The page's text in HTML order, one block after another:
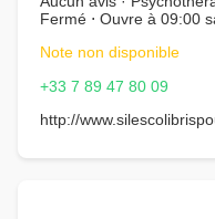
Fermé ⋅ Ouvre à 09:00
Note non disponible
+33 7 89 47 80 09
http://